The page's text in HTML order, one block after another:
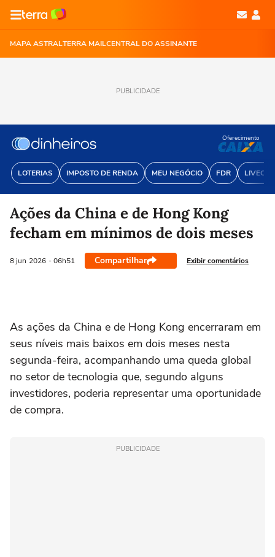
MAPA ASTRALTERRA MAILCENTRAL DO ASSINANTE
PUBLICIDADE
LOTERIAS IMPOSTO DE RENDA MEU NEGÓCIO FDR
Oferecimento
Ações da China e de Hong Kong
fecham em mínimos de dois meses
8 jun 2026 - 06h51 Compartilhar Exibir comentários
As ações da China e de ‌Hong Kong encerraram em
seus níveis mais baixos em dois meses nesta
segunda-feira, acompanhando uma queda global
no setor de tecnologia que, segundo alguns
investidores, poderia representar uma oportunidade
de compra.
PUBLICIDADE